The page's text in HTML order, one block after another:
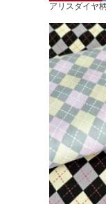
アリスダイヤ